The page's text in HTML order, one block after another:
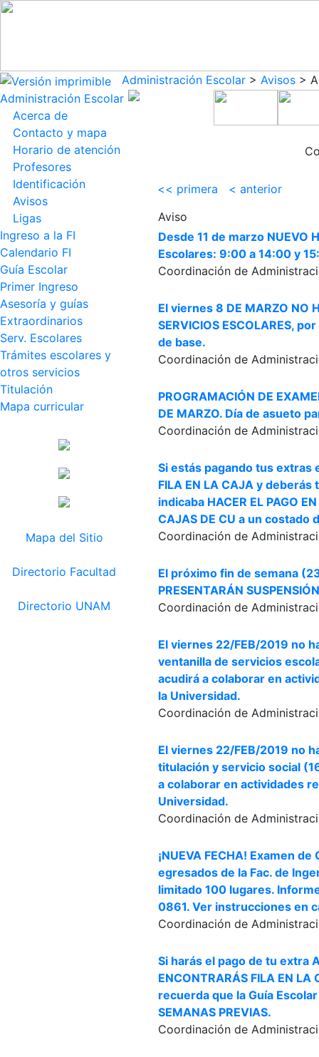
Administración Escolar > Avisos >
Administración Escolar
Acerca de
Contacto y mapa
Horario de atención
Profesores
Identificación
Avisos
Ligas
Ingreso a la FI
Calendario FI
Guía Escolar
Primer Ingreso
Asesoría y guías
Extraordinarios
Serv. Escolares
Trámites escolares y
otros servicios
Titulación
Mapa curricular
Mapa del Sitio
Directorio Facultad
Directorio UNAM
<< primera
< anterior
Aviso
Desde 11 de marzo NUEVO
Escolares: 9:00 a 14:00 y
Coordinación de
El viernes 8 DE MARZO NO
SERVICIOS ESCOLARES,
de base.
Coordinación de
PROGRAMACIÓN DE
DE MARZO. Día de asueto
Coordinación de
Si estás pagando tus extras
FILA EN LA CAJA y deberás
indicaba HACER EL PAGO
CAJAS DE CU a un costado
Coordinación de
El próximo fin de semana
PRESENTARÁN
Coordinación de
El viernes 22/FEB/2019 no
ventanilla de servicios
acudirá a colaborar en
la Universidad.
Coordinación de
El viernes 22/FEB/2019 no
titulación y servicio social
a colaborar en actividades
Universidad.
Coordinación de
¡NUEVA FECHA! Examen
egresados de la Fac. de
limitado 100 lugares.
0861. Ver instrucciones en
Coordinación de
Si harás el pago de tu extra
ENCONTRARÁS FILA EN
recuerda que la Guía Escolar
SEMANAS PREVIAS.
Coordinación de